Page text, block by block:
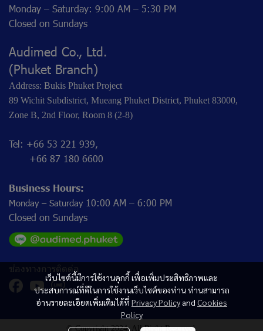
เว็บไซต์นี้มีการใช้งานคุกกี้ เพื่อเพิ่มประสิทธิภาพและ
ประสบการณ์ที่ดีในการใช้งานเว็บไซต์ของท่าน ท่านสามารถ
อ่านรายละเอียดเพิ่มเติมได้ที่ Privacy Policy and Cookies
Policy
Monday – Saturday: 9:00 AM – 5:30 PM
Closed on Sundays
Audimed Co., Ltd.
(Phuket Branch)
Address: Bukis Phuket Project
89 Wichit Subdistrict, Mueang Phuket District, Phuket 83000,
Zone B, 2nd Floor, Room 8 (2-8)
Tel: +66 53 221 939,
+66 87 180 6600
Business Hours:
Monday – Saturday10:00 AM – 6:00 PM
Closed on Sundays
ช่องทางการติดต่อ
© Copyright 2024. All Right Reserved.